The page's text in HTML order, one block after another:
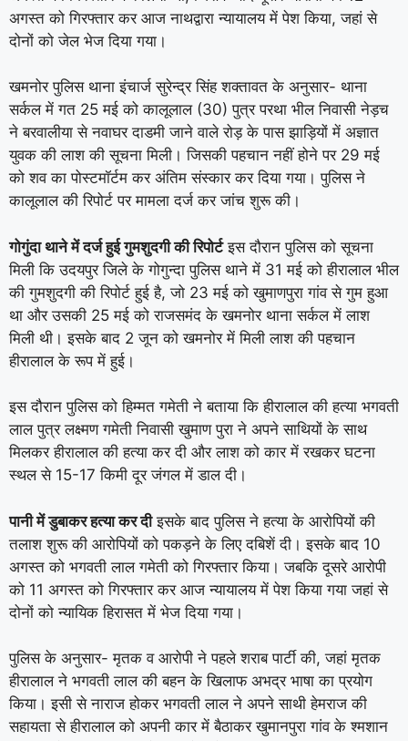
अगस्त को गिरफ्तार कर आज नाथद्वारा न्यायालय में पेश किया, जहां से
दोनों को जेल भेज दिया गया।
खमनोर पुलिस थाना इंचार्ज सुरेन्द्र सिंह शक्तावत के अनुसार- थाना
सर्कल में गत 25 मई को कालूलाल (30) पुत्र परथा भील निवासी नेड़च
ने बरवालीया से नवाघर दाडमी जाने वाले रोड़ के पास झाड़ियों में अज्ञात
युवक की लाश की सूचना मिली। जिसकी पहचान नहीं होने पर 29 मई
को शव का पोस्टमॉर्टम कर अंतिम संस्कार कर दिया गया। पुलिस ने
कालूलाल की रिपोर्ट पर मामला दर्ज कर जांच शुरू की।
गोगुंदा थाने में दर्ज हुई गुमशुदगी की रिपोर्टइस दौरान पुलिस को सूचना
मिली कि उदयपुर जिले के गोगुन्दा पुलिस थाने में 31 मई को हीरालाल भील
की गुमशुदगी की रिपोर्ट हुई है, जो 23 मई को खुमाणपुरा गांव से गुम हुआ
था और उसकी 25 मई को राजसमंद के खमनोर थाना सर्कल में लाश
मिली थी। इसके बाद 2 जून को खमनोर में मिली लाश की पहचान
हीरालाल के रूप में हुई।
इस दौरान पुलिस को हिम्मत गमेती ने बताया कि हीरालाल की हत्या भगवती
लाल पुत्र लक्ष्मण गमेती निवासी खुमाण पुरा ने अपने साथियों के साथ
मिलकर हीरालाल की हत्या कर दी और लाश को कार में रखकर घटना
स्थल से 15-17 किमी दूर जंगल में डाल दी।
पानी में डुबाकर हत्या कर दीइसके बाद पुलिस ने हत्या के आरोपियों की
तलाश शुरू की आरोपियों को पकड़ने के लिए दबिशें दी। इसके बाद 10
अगस्त को भगवती लाल गमेती को गिरफ्तार किया। जबकि दूसरे आरोपी
को 11 अगस्त को गिरफ्तार कर आज न्यायालय में पेश किया गया जहां से
दोनों को न्यायिक हिरासत में भेज दिया गया।
पुलिस के अनुसार- मृतक व आरोपी ने पहले शराब पार्टी की, जहां मृतक
हीरालाल ने भगवती लाल की बहन के खिलाफ अभद्र भाषा का प्रयोग
किया। इसी से नाराज होकर भगवती लाल ने अपने साथी हेमराज की
सहायता से हीरालाल को अपनी कार में बैठाकर खुमानपुरा गांव के श्मशान